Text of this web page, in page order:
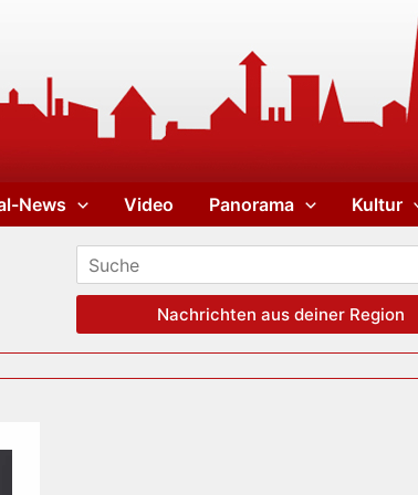
News Video Panorama Kultur
Nachrichten aus deiner Region